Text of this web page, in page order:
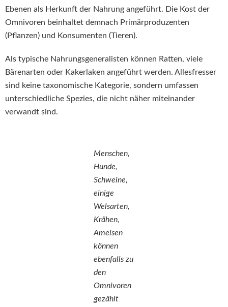
Ebenen als Herkunft der Nahrung angeführt. Die Kost der
Omnivoren beinhaltet demnach Primärproduzenten
(Pflanzen) und Konsumenten (Tieren).
Als typische Nahrungsgeneralisten können Ratten, viele
Bärenarten oder Kakerlaken angeführt werden. Allesfresser
sind keine taxonomische Kategorie, sondern umfassen
unterschiedliche Spezies, die nicht näher miteinander
verwandt sind.
Menschen,
Hunde,
Schweine,
einige
Welsarten,
Krähen,
Ameisen
können
ebenfalls zu
den
Omnivoren
gezählt